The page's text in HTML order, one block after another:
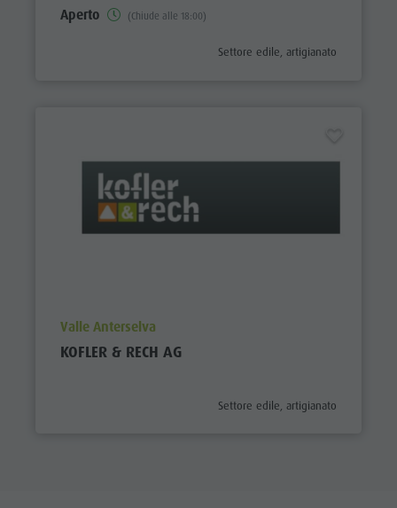
Aperto (Chiude alle 18:00)
aria.poi_category_prefix
Settore edile, artigianato
aria.poi_location_prefix
Valle Anterselva
KOFLER & RECH AG
aria.poi_category_prefix
Settore edile, artigianato